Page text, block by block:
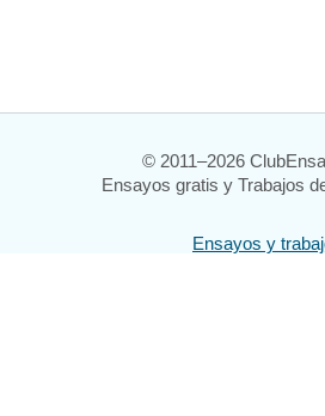
© 2011–2026
Ensayos gratis y Trabajos
Ensayos y